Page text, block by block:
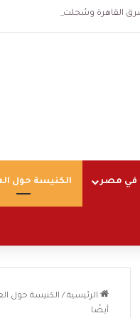
وسُجلت الساعة 3 فجرا و36 ثانية
في مصر الكنيسة حول
الرئيسية / الكنيسة حول
أيضًا